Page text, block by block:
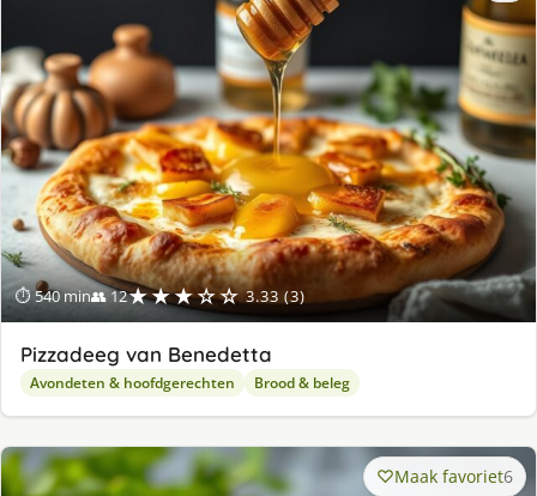
⏱ 540 min👥 12★★★☆☆ 3.33 (3)
Pizzadeeg van Benedetta
Avondeten & hoofdgerechten Brood & beleg
Maak favoriet6